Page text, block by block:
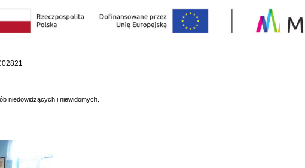
niedowidzących i niewidomych.